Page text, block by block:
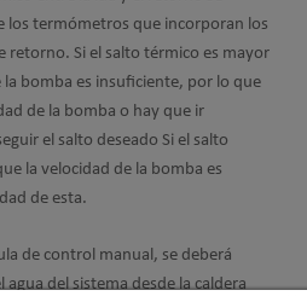
los termómetros que incorporan los
retorno. Si el salto térmico es mayor
la bomba es insuficiente, por lo que
de la bomba o hay que ir
el salto deseado Si el salto
la velocidad de la bomba es
de esta.
de control manual, se deberá
del sistema desde la caldera